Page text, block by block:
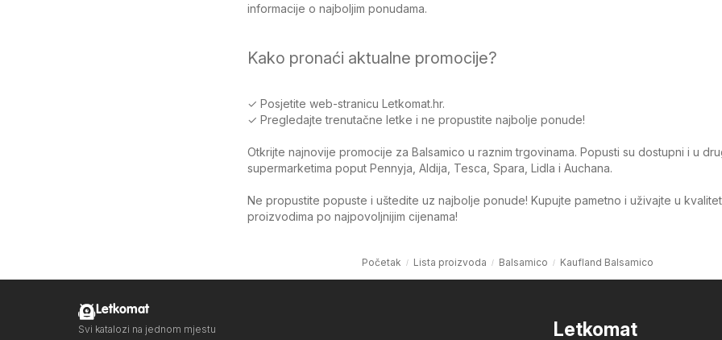
informacije o najboljim ponudama.
Kako pronaći aktualne promocije?
✓ Posjetite web-stranicu Letkomat.hr.
✓ Pregledajte trenutačne letke i ne propustite najbolje ponude!
Otkrijte najnovije promocije za Balsamico u raznim trgovinama. Popusti su dostupni i u
supermarketima poput Pennyja, Aldija, Tesca, Spara, Lidla i Auchana.
Ne propustite popuste i uštedite uz najbolje ponude! Kupujte pametno i uživajte u
proizvodima po najpovoljnijim cijenama!
Početak Lista proizvoda Balsamico Kaufland Balsamico
Letkomat
Letkomat
Svi katalozi na jednom mjestu